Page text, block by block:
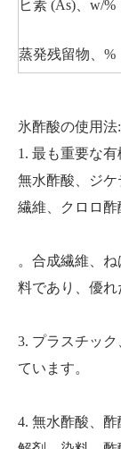
ヒ素 (As)、w/%
蒸発残留物、%
氷酢酸の使用法:
1. 最も重要な有
無水酢酸、ジ
繊維、クロロ
。合成繊維、
料であり、優れ
3. プラスチッ
ています。
4. 無水酢酸、